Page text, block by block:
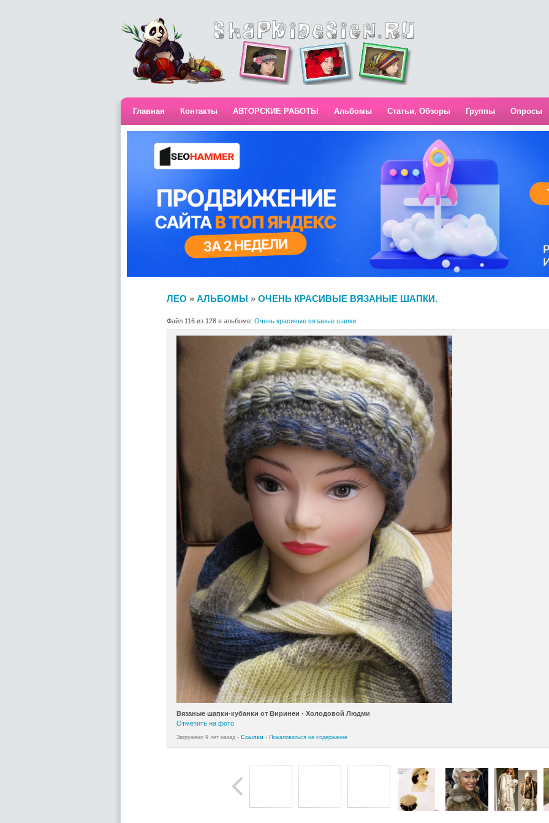
Главная Контакты АВТОРСКИЕ РАБОТЫ Альбомы Статьи, Обзоры Группы Опросы
ЛЕО » АЛЬБОМЫ » ОЧЕНЬ КРАСИВЫЕ ВЯЗАНЫЕ ШАПКИ.
Файл 116 из 128 в альбоме: Очень красивые вязаные шапки.
Вязаные шапки-кубанки от Виринеи - Холодовой Людми
Отметить на фото
Загружено 9 лет назад - Ссылки - Пожаловаться на содержание